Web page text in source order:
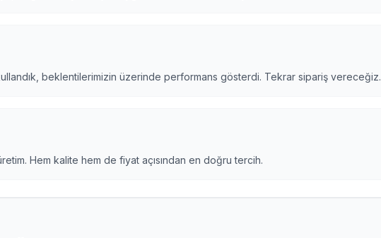
beklentilerimizin üzerinde performans gösterdi. Tekrar sipariş vereceğiz.
Hem kalite hem de fiyat açısından en doğru tercih.